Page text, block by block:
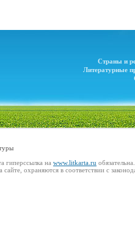
Страны и
Литературные
гиперссылка на www.litkarta.ru обязательна.
охраняются в соответствии с